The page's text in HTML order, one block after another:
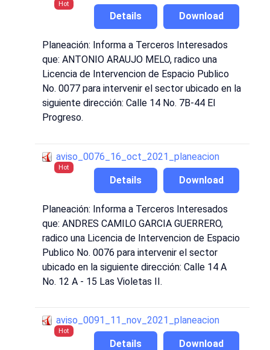
Hot
Download
Details
Planeación: Informa a Terceros Interesados
que: ANTONIO ARAUJO MELO, radico una
Licencia de Intervencion de Espacio Publico
No. 0077 para intervenir el sector ubicado en la
siguiente dirección: Calle 14 No. 7B-44 El
Progreso.
aviso_0076_16_oct_2021_planeacion
Hot
Download
Details
Planeación: Informa a Terceros Interesados
que: ANDRES CAMILO GARCIA GUERRERO,
radico una Licencia de Intervencion de Espacio
Publico No. 0076 para intervenir el sector
ubicado en la siguiente dirección: Calle 14 A
No. 12 A - 15 Las Violetas II.
aviso_0091_11_nov_2021_planeacion
Hot
Download
Details